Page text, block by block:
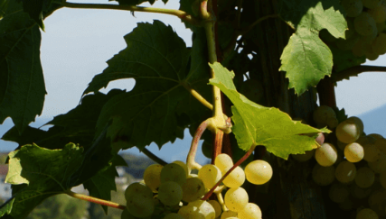
Fusszeile